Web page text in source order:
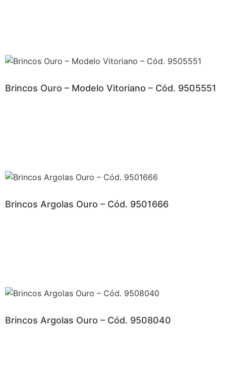
Brincos Ouro – Modelo Vitoriano – Cód. 9505551
Brincos Argolas Ouro – Cód. 9501666
Brincos Argolas Ouro – Cód. 9508040